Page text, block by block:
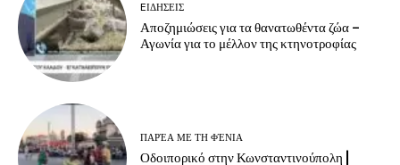
EΙΔΗΣΕΙΣ
Αποζημιώσεις για τα θανατωθέντα ζώα –
Αγωνία για το μέλλον της κτηνοτροφίας
ΠΑΡΈΑ ΜΕ ΤΗ ΦΈΝΙΑ
Οδοιπορικό στην Κωνσταντινούπολη |